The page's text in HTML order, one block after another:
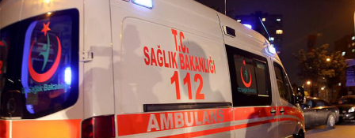
Eski MHP Çarşıbaşı İlçe Başkanı Cevat
Yılmaz'ın oğlu, başına tomruk çarpması
sonucu yaklaşık 10 metre yüksekten
düşerek hayatını kaybetti.